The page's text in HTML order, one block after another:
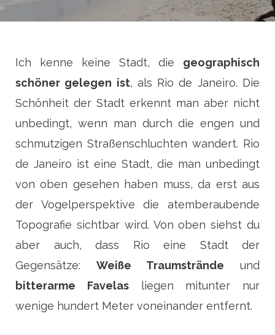
Ich kenne keine Stadt, die geographisch
schöner gelegen ist, als Rio de Janeiro. Die
Schönheit der Stadt erkennt man aber nicht
unbedingt, wenn man durch die engen und
schmutzigen Straßenschluchten wandert. Rio
de Janeiro ist eine Stadt, die man unbedingt
von oben gesehen haben muss, da erst aus
der Vogelperspektive die atemberaubende
Topografie sichtbar wird. Von oben siehst du
aber auch, dass Rio eine Stadt der
Gegensätze: Weiße Traumstrände und
bitterarme Favelasliegen mitunter nur
wenige hundert Meter voneinander entfernt.